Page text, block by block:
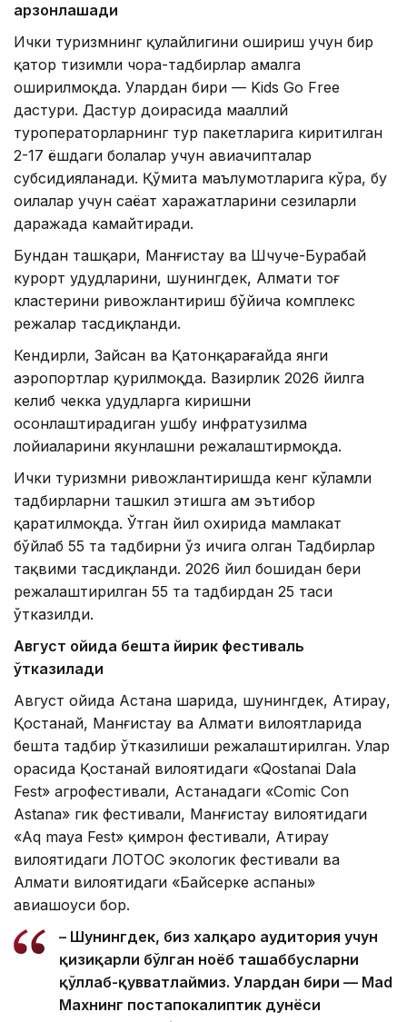
арзонлашади
Ички туризмнинг қулайлигини ошириш учун бир
қатор тизимли чора-тадбирлар амалга
оширилмоқда. Улардан бири — Kids Go Free
дастури. Дастур доирасида маҳаллий
туроператорларнинг тур пакетларига киритилган
2-17 ёшдаги болалар учун авиачипталар
субсидияланади. Қўмита маълумотларига кўра, бу
оилалар учун саёҳат харажатларини сезиларли
даражада камайтиради.
Бундан ташқари, Манғистау ва Шчуче-Бурабай
курорт ҳудудларини, шунингдек, Алмати тоғ
кластерини ривожлантириш бўйича комплекс
режалар тасдиқланди.
Кендирли, Зайсан ва Қатонқарағайда янги
аэропортлар қурилмоқда. Вазирлик 2026 йилга
келиб чекка ҳудудларга киришни
осонлаштирадиган ушбу инфратузилма
лойиҳаларини якунлашни режалаштирмоқда.
Ички туризмни ривожлантиришда кенг кўламли
тадбирларни ташкил этишга ҳам эътибор
қаратилмоқда. Ўтган йил охирида мамлакат
бўйлаб 55 та тадбирни ўз ичига олган Тадбирлар
тақвими тасдиқланди. 2026 йил бошидан бери
режалаштирилган 55 та тадбирдан 25 таси
ўтказилди.
Август ойида бешта йирик фестиваль
ўтказилади
Август ойида Астана шаҳрида, шунингдек, Атирау,
Қостанай, Манғистау ва Алмати вилоятларида
бешта тадбир ўтказилиши режалаштирилган. Улар
орасида Қостанай вилоятидаги «Qostanai Dala
Fest» агрофестивали, Астанадаги «Comic Con
Astana» гик фестивали, Манғистау вилоятидаги
«Aq maya Fest» қимрон фестивали, Атирау
вилоятидаги ЛОТОС экологик фестивали ва
Алмати вилоятидаги «Байсерке аспаны»
авиашоуси бор.
– Шунингдек, биз халқаро аудитория учун
қизиқарли бўлган ноёб ташаббусларни
қўллаб-қувватлаймиз. Улардан бири — Mad
Maxнинг постапокалиптик дунёси